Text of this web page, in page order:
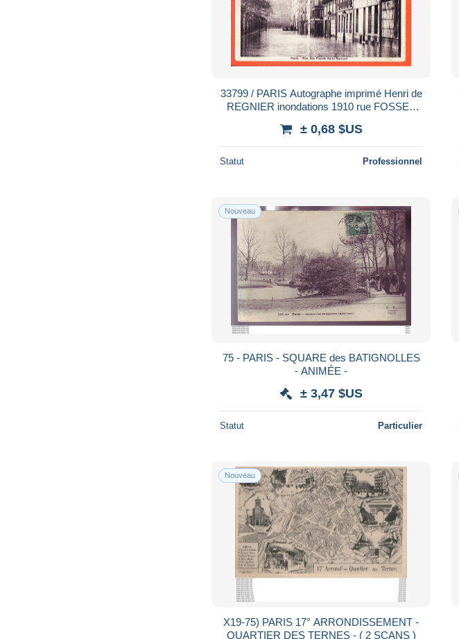
33799 / PARIS Autographe imprimé Henri de
REGNIER inondations 1910 rue FOSSES
BREGER
± 0,68 $US
Statut Professionnel
Nouveau
75 - PARIS - SQUARE des BATIGNOLLES
- ANIMÉE -
± 3,47 $US
Statut Particulier
Nouveau
X19-75) PARIS 17° ARRONDISSEMENT -
QUARTIER DES TERNES - ( 2 SCANS )